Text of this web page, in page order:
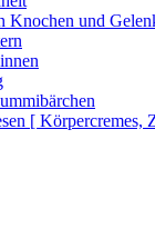
Knochen und
[ Körpercremes,